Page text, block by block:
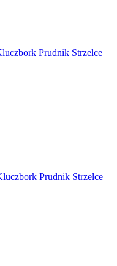
Prudnik Strzelce
Prudnik Strzelce